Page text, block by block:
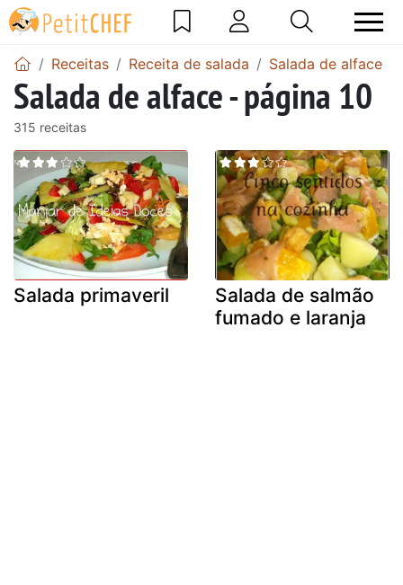
Receitas Receita de salada Salada de alface
Salada de alface - página 10
315 receitas
Salada primaveril
Salada de salmão
fumado e laranja